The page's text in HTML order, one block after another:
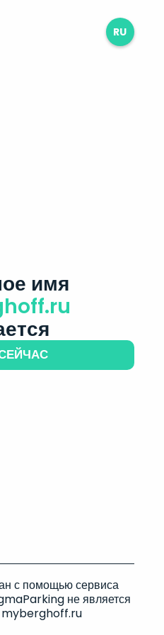
RU
имя
с помощью сервиса
не является
myberghoff.ru